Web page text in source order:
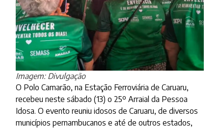
Imagem: Divulgação
O Polo Camarão, na Estação Ferroviária de Caruaru,
recebeu neste sábado (13) o 25º Arraial da Pessoa
Idosa. O evento reuniu idosos de Caruaru, de diversos
municípios pernambucanos e até de outros estados,